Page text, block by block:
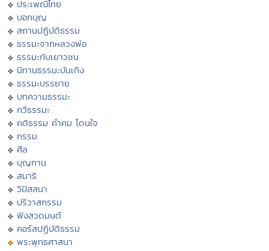
ประเพณีไทย
บอกบุญ
สถานปฏิบัติธรรม
ธรรมะจากหลวงพ่อ
ธรรมะกับเยาวชน
นิทานธรรมะบันเทิง
ธรรมะบรรยาย
บทความธรรมะ
กวีธรรมะ
คติธรรม คำคม โดนใจ
กรรม
ศีล
บุญทาน
สมาธิ
วิปัสสนา
ปริวาสกรรม
ฟังสวดมนต์
คอร์สปฏิบัติธรรม
พระพุทธศาสนา